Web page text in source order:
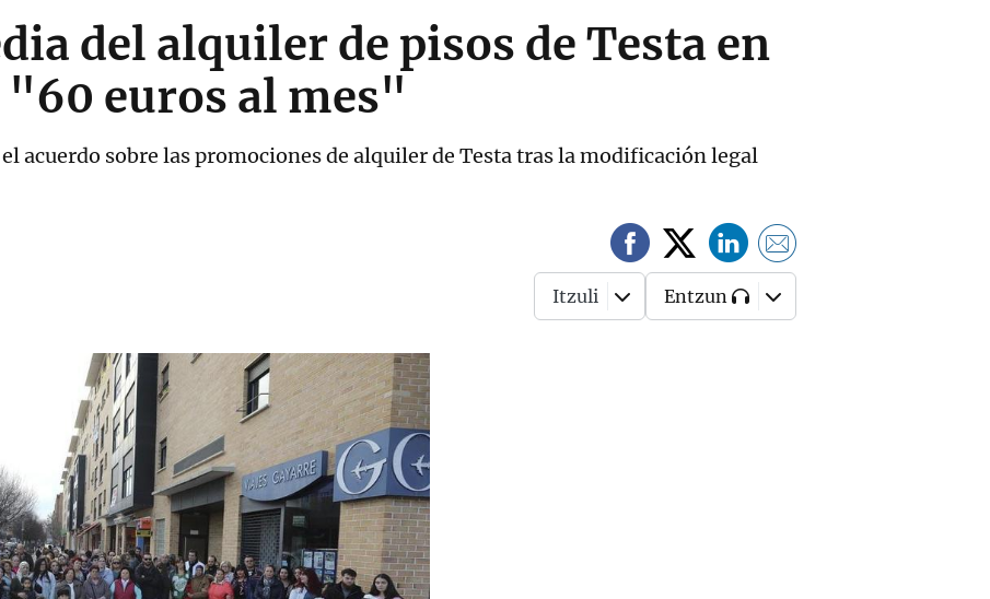
del alquiler de pisos de Testa en
"60 euros al mes"
acuerdo sobre las promociones de alquiler de Testa tras la modificación legal
Itzuli Entzun